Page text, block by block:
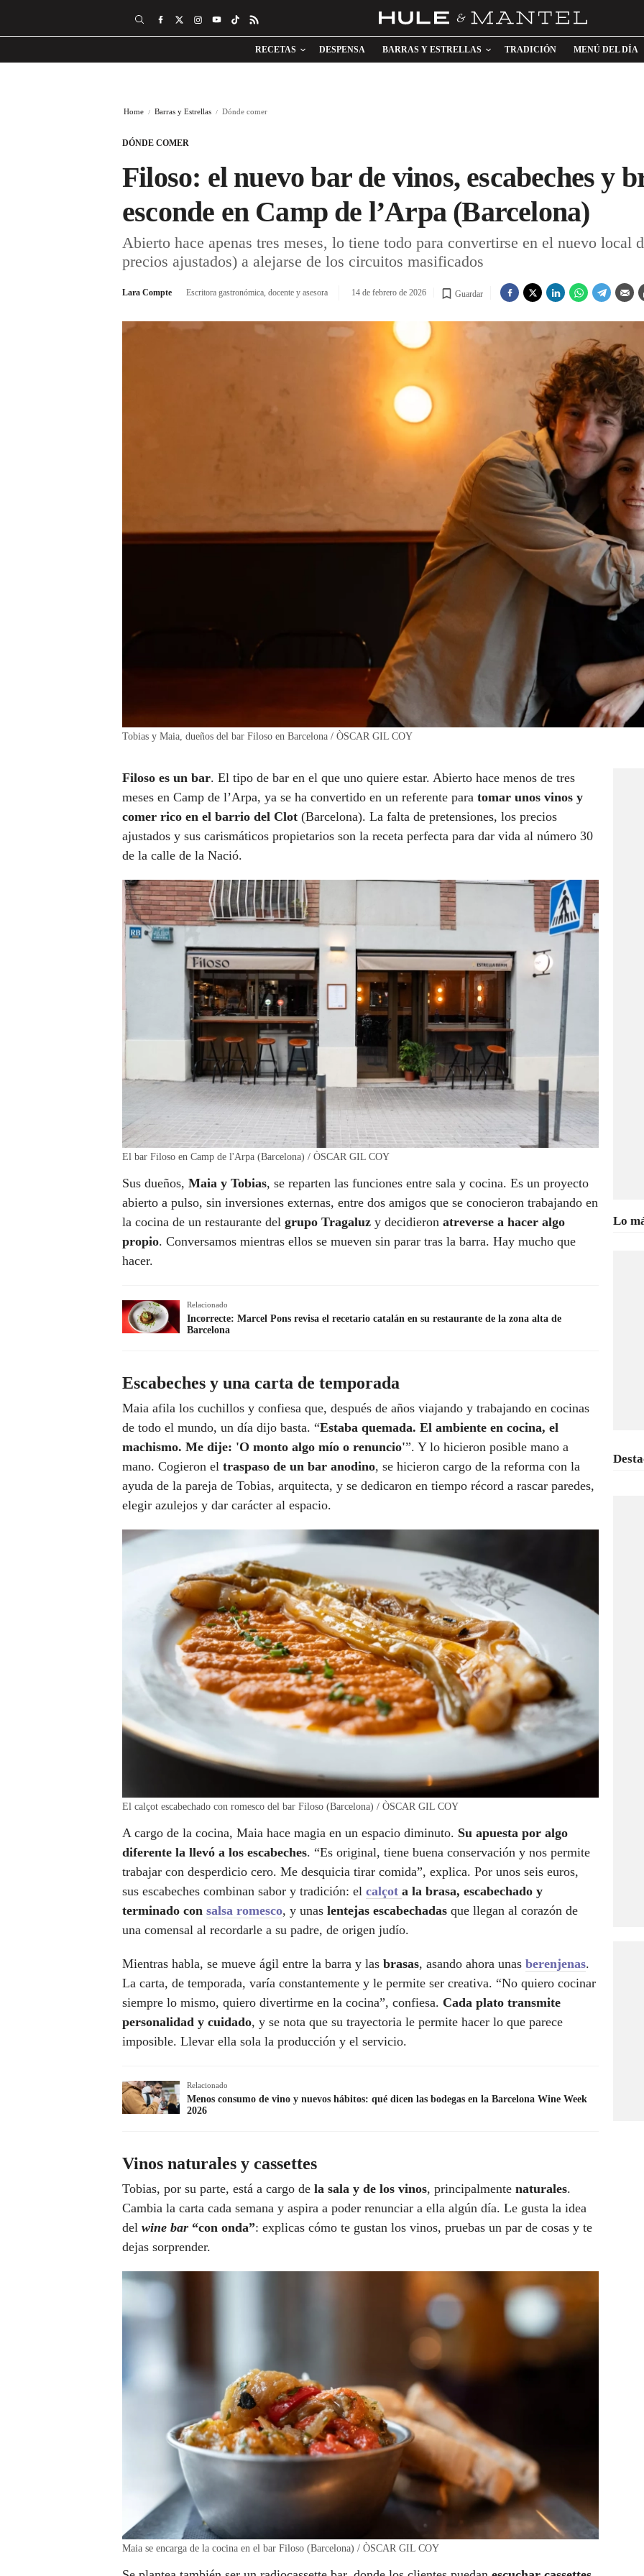
RECETAS DESPENSA BARRAS Y ESTRELLAS TRADICIÓN MENÚ DEL DÍA
Home Barras y Estrellas Dónde comer
DÓNDE COMER
Filoso: el nuevo bar de vinos, escabeches y
esconde en Camp de l’Arpa (Barcelona)
Abierto hace apenas tres meses, lo tiene todo para convertirse en el nuevo local
precios ajustados) a alejarse de los circuitos masificados
Lara Compte Escritora gastronómica, docente y asesora 14 de febrero de 2026 Guardar
Tobias y Maia, dueños del bar Filoso en Barcelona / ÒSCAR GIL COY
Filoso es un bar. El tipo de bar en el que uno quiere estar. Abierto hace menos de tres
meses en Camp de l’Arpa, ya se ha convertido en un referente para tomar unos vinos y
comer rico en el barrio del Clot (Barcelona). La falta de pretensiones, los precios
ajustados y sus carismáticos propietarios son la receta perfecta para dar vida al número 30
de la calle de la Nació.
El bar Filoso en Camp de l'Arpa (Barcelona) / ÒSCAR GIL COY
Sus dueños, Maia y Tobias, se reparten las funciones entre sala y cocina. Es un proyecto
abierto a pulso, sin inversiones externas, entre dos amigos que se conocieron trabajando en
la cocina de un restaurante del grupo Tragaluz y decidieron atreverse a hacer algo
propio. Conversamos mientras ellos se mueven sin parar tras la barra. Hay mucho que
hacer.
Relacionado
Incorrecte: Marcel Pons revisa el recetario catalán en su restaurante de la zona alta de
Barcelona
Escabeches y una carta de temporada
Maia afila los cuchillos y confiesa que, después de años viajando y trabajando en cocinas
de todo el mundo, un día dijo basta. “Estaba quemada. El ambiente en cocina, el
machismo. Me dije: 'O monto algo mío o renuncio'”. Y lo hicieron posible mano a
mano. Cogieron el traspaso de un bar anodino, se hicieron cargo de la reforma con la
ayuda de la pareja de Tobias, arquitecta, y se dedicaron en tiempo récord a rascar paredes,
elegir azulejos y dar carácter al espacio.
El calçot escabechado con romesco del bar Filoso (Barcelona) / ÒSCAR GIL COY
A cargo de la cocina, Maia hace magia en un espacio diminuto. Su apuesta por algo
diferente la llevó a los escabeches. “Es original, tiene buena conservación y nos permite
trabajar con desperdicio cero. Me desquicia tirar comida”, explica. Por unos seis euros,
sus escabeches combinan sabor y tradición: el calçot a la brasa, escabechado y
terminado con salsa romesco, y unas lentejas escabechadas que llegan al corazón de
una comensal al recordarle a su padre, de origen judío.
Mientras habla, se mueve ágil entre la barra y las brasas, asando ahora unas berenjenas.
La carta, de temporada, varía constantemente y le permite ser creativa. “No quiero cocinar
siempre lo mismo, quiero divertirme en la cocina”, confiesa. Cada plato transmite
personalidad y cuidado, y se nota que su trayectoria le permite hacer lo que parece
imposible. Llevar ella sola la producción y el servicio.
Relacionado
Menos consumo de vino y nuevos hábitos: qué dicen las bodegas en la Barcelona Wine Week
2026
Vinos naturales y cassettes
Tobias, por su parte, está a cargo de la sala y de los vinos, principalmente naturales.
Cambia la carta cada semana y aspira a poder renunciar a ella algún día. Le gusta la idea
del wine bar “con onda”: explicas cómo te gustan los vinos, pruebas un par de cosas y te
dejas sorprender.
Maia se encarga de la cocina en el bar Filoso (Barcelona) / ÒSCAR GIL COY
Lo